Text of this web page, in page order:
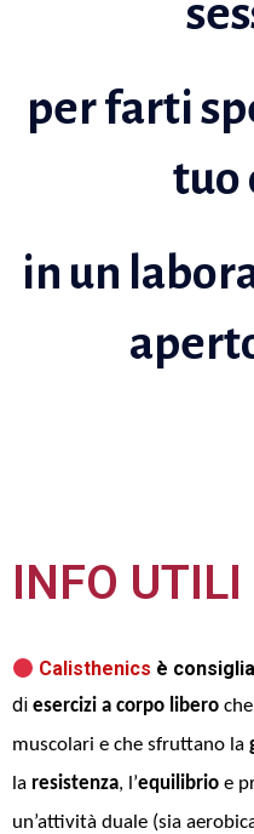
per farti
tuo
in un
INFO UTILI
Calisthenics è
di esercizi a corpo libero
muscolari e che sfruttano la
la resistenza, l’equilibrio e
un’attività duale (sia